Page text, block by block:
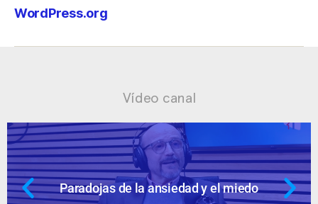
WordPress.org
Vídeo canal
Paradojas de la ansiedad y el miedo